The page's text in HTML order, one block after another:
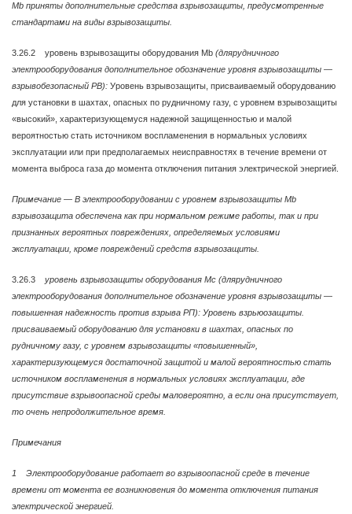
Mb приняты дополнительные средства взрывозащиты, предусмотренные
стандартами на виды взрывозащиты.
3.26.2 уровень взрывозащиты оборудования Mb (длярудничного
электрооборудования дополнительное обозначение уровня взрывозащиты —
взрывобезопасный РВ): Уровень взрывозащиты, присваиваемый оборудованию
для установки в шахтах, опасных по рудничному газу, с уровнем взрывозащиты
«высокий», характеризующемуся надежной защищенностью и малой
вероятностью стать источником воспламенения в нормальных условиях
эксплуатации или при предполагаемых неисправностях в течение времени от
момента выброса газа до момента отключения питания электрической энергией.
Примечание — В электрооборудовании с уровнем взрывозащиты Mb
взрывозащита обеспечена как при нормальном режиме работы, так и при
признанных вероятных повреждениях, определяемых условиями
эксплуатации, кроме повреждений средств взрывозащиты.
3.26.3 уровень взрывозащиты оборудования Мс (длярудничного
электрооборудования дополнительное обозначение уровня взрывозащиты —
повышенная надежность против взрыва РП): Уровень взрьюозащиты.
присваиваемый оборудованию для установки в шахтах, опасных по
рудничному газу, с уровнем взрывозащиты «повышенный»,
характеризующемуся достаточной защитой и малой вероятностью стать
источником воспламенения в нормальных условиях эксплуатации, где
присутствие взрывоопасной среды маловероятно, а если она присутствует,
то очень непродолжительное время.
Примечания
1 Электрооборудование работает во взрывоопасной среде в течение
времени от момента ее возникновения до момента отключения питания
электрической энергией.